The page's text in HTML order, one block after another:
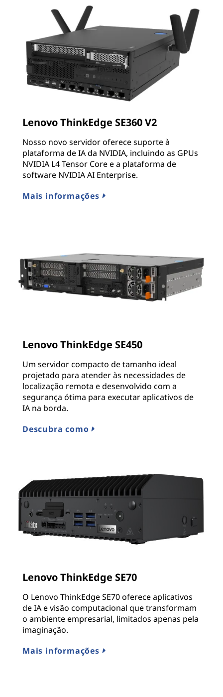
Lenovo ThinkEdge SE360 V2
Nosso novo servidor oferece suporte à
plataforma de IA da NVIDIA, incluindo as GPUs
NVIDIA L4 Tensor Core e a plataforma de
software NVIDIA AI Enterprise.
Mais informações
Lenovo ThinkEdge SE450
Um servidor compacto de tamanho ideal
projetado para atender às necessidades de
localização remota e desenvolvido com a
segurança ótima para executar aplicativos de
IA na borda.
Descubra como
Lenovo ThinkEdge SE70
O Lenovo ThinkEdge SE70 oferece aplicativos
de IA e visão computacional que transformam
o ambiente empresarial, limitados apenas pela
imaginação.
Mais informações